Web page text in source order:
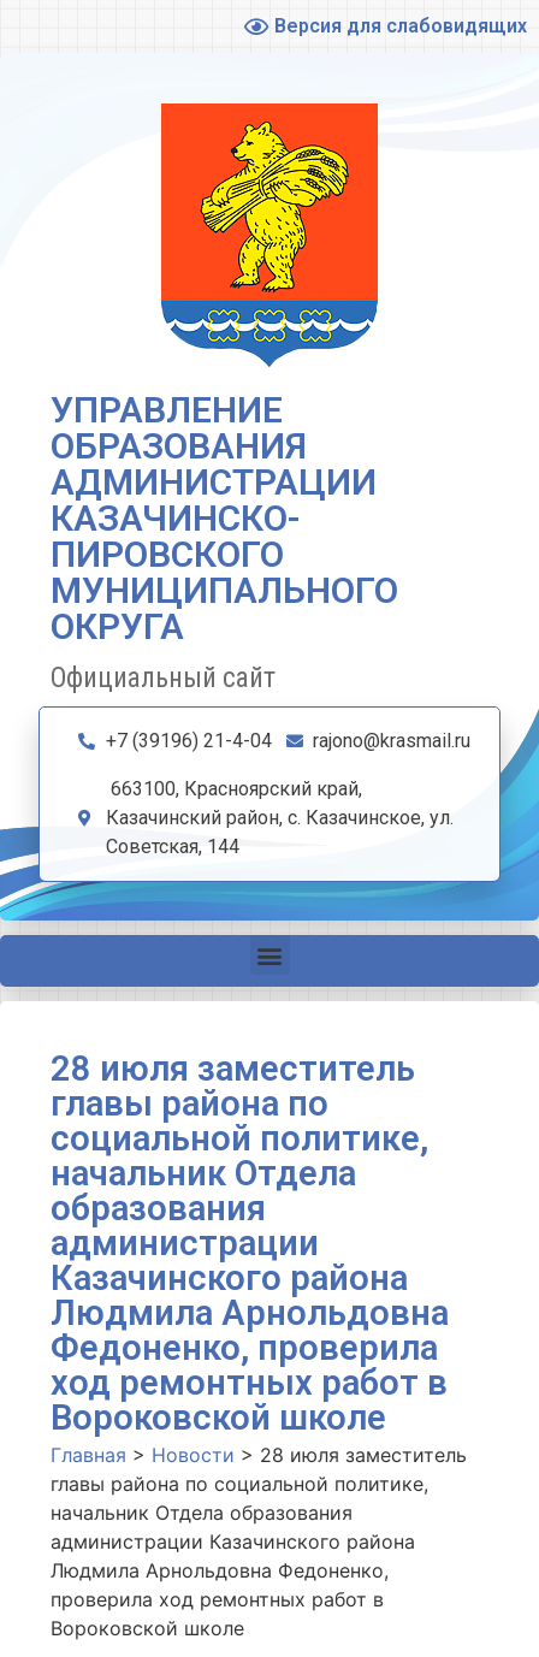
Версия для слабовидящих
УПРАВЛЕНИЕ
ОБРАЗОВАНИЯ
АДМИНИСТРАЦИИ
КАЗАЧИНСКО-
ПИРОВСКОГО
МУНИЦИПАЛЬНОГО
ОКРУГА
Официальный сайт
+7 (39196) 21-4-04 rajono@krasmail.ru
663100, Красноярский край,
Казачинский район, с. Казачинское, ул.
Советская, 144
28 июля заместитель
главы района по
социальной политике,
начальник Отдела
образования
администрации
Казачинского района
Людмила Арнольдовна
Федоненко, проверила
ход ремонтных работ в
Вороковской школе
Главная > Новости > 28 июля заместитель
главы района по социальной политике,
начальник Отдела образования
администрации Казачинского района
Людмила Арнольдовна Федоненко,
проверила ход ремонтных работ в
Вороковской школе